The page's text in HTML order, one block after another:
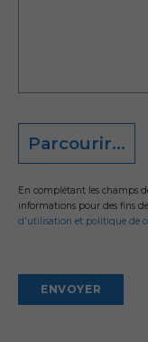
Parcourir...
En complétant les champs
informations pour des fins
d'utilisation et politique de